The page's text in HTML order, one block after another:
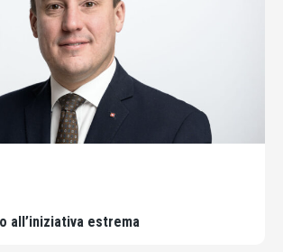
all’iniziativa estrema